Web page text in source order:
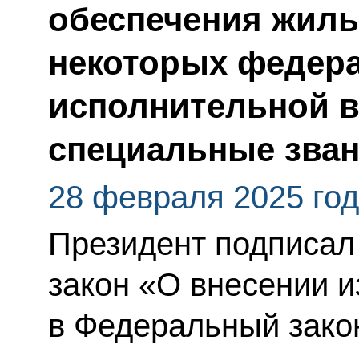
обеспечения
некоторых
исполнительной
специальные
28 февраля 2025
Президент
закон «О внесении
в Федеральный